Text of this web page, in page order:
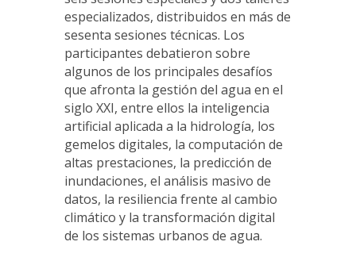
especializados, distribuidos en más de
sesenta sesiones técnicas. Los
participantes debatieron sobre
algunos de los principales desafíos
que afronta la gestión del agua en el
siglo XXI, entre ellos la inteligencia
artificial aplicada a la hidrología, los
gemelos digitales, la computación de
altas prestaciones, la predicción de
inundaciones, el análisis masivo de
datos, la resiliencia frente al cambio
climático y la transformación digital
de los sistemas urbanos de agua.